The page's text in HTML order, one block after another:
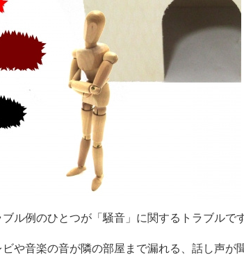
ル例のひとつが「騒音」に関するトラブルです
や音楽の音が隣の部屋まで漏れる、話し声が